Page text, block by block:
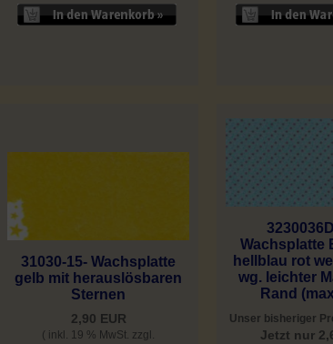
31030-15- Wachsplatte
gelb mit herauslösbaren
Sternen
2,90 EUR
( inkl. 19 % MwSt. zzgl.
Wachsplatte
hellblau rot
wg. leichter
Rand
Unser bisheriger
Jetzt nur